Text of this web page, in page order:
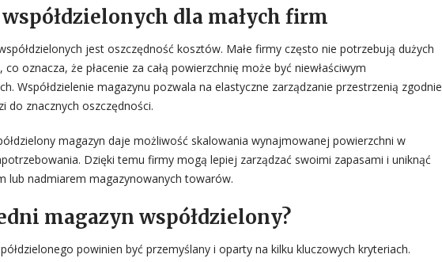
dla małych firm
jest oszczędność kosztów. Małe firmy często nie potrzebują dużych
oznacza, że płacenie za całą powierzchnię może być niewłaściwym
Współdzielenie magazynu pozwala na elastyczne zarządzanie przestrzenią zgodnie
do znacznych oszczędności.
magazyn daje możliwość skalowania wynajmowanej powierzchni w
Dzięki temu firmy mogą lepiej zarządzać swoimi zapasami i uniknąć
lub nadmiarem magazynowanych towarów.
magazyn współdzielony?
powinien być przemyślany i oparty na kilku kluczowych kryteriach.